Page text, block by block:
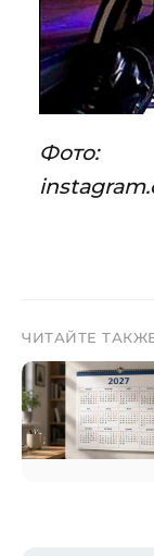
Фото:
ЧИТАЙТЕ